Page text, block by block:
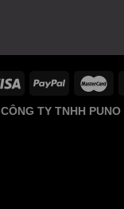
CÔNG TY TNHH PUNO